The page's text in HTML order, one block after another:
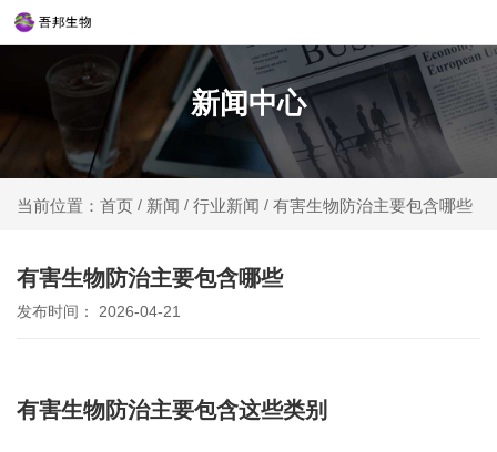
新闻中心
当前位置：首页 / 新闻 / 行业新闻 / 有害生物防治主要包含哪些
有害生物防治主要包含哪些
发布时间： 2026-04-21
有害生物防治主要包含这些类别